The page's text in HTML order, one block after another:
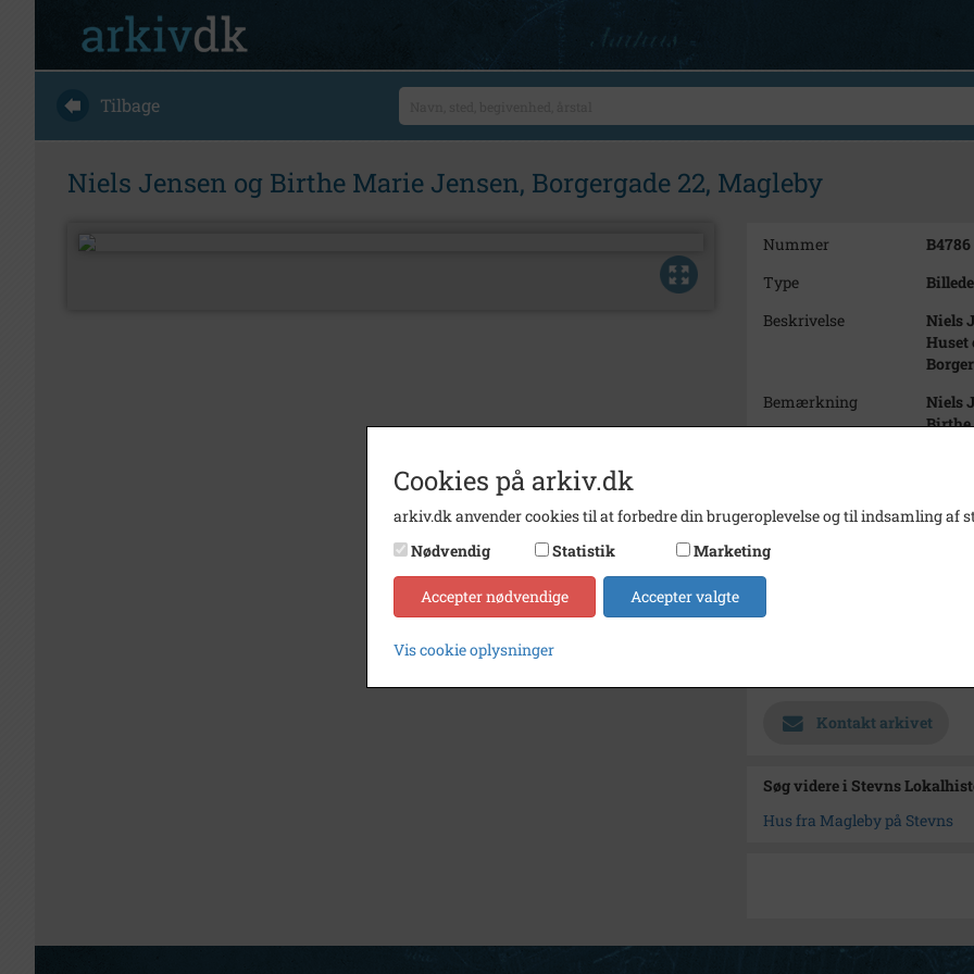
Tilbage
Niels Jensen og Birthe Marie Jensen, Borgergade 22, Magleby
Nummer
B4786
Type
Beskrivelse
Niels
Huset
Bemærkning
Niels
Birthe
Fotograf
Størrelse
Kontakt arkivet
Søg videre i Stevns
Hus fra Magleby på Stevns
Cookies på arkiv.dk
arkiv.dk anvender cookies til at forbedre din brugeroplevelse og til indsamling af
Nødvendig
Statistik Marketing
Accepter nødvendige Accepter valgte
Vis cookie oplysninger